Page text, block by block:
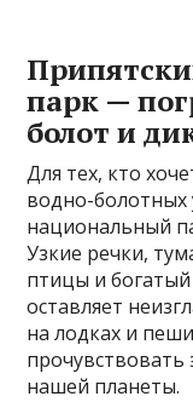
парк —
болот и
Для тех, кто
водно-болотных
национальный
Узкие речки,
птицы и
оставляет
на лодках и
прочувствовать
нашей планеты.